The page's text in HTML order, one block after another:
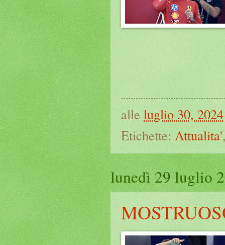
alle luglio 30, 2024
Etichette: Attualita'
lunedì 29 luglio